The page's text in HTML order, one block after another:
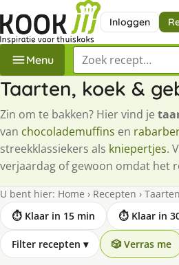
Inloggen
Menu Zoek een recept
Taarten, koek &
Zin om te bakken? Hier vind je
van chocolademuffins en
streekklassiekers als kniepertjes.
verjaardag of gewoon omdat het
U bent hier: Home › Recepten ›
⏱ Klaar in 15 min
⏱ Klaar in
Filter recepten ▾ 🎲 Verras me